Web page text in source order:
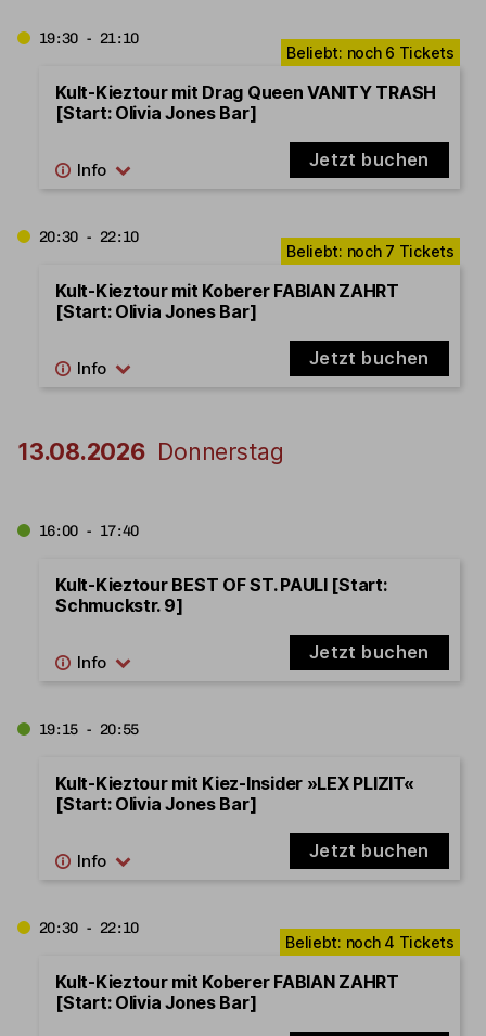
19:30 - 21:10
Kult-Kieztour mit Drag Queen VANITY TRASH
[Start: Olivia Jones Bar]
Jetzt buchen
20:30 - 22:10
Kult-Kieztour mit Koberer FABIAN ZAHRT
[Start: Olivia Jones Bar]
Jetzt buchen
13.08.2026 Donnerstag
16:00 - 17:40
Kult-Kieztour BEST OF ST. PAULI [Start:
Schmuckstr. 9]
Jetzt buchen
19:15 - 20:55
Kult-Kieztour mit Kiez-Insider »LEX PLIZIT«
[Start: Olivia Jones Bar]
Jetzt buchen
20:30 - 22:10
Kult-Kieztour mit Koberer FABIAN ZAHRT
[Start: Olivia Jones Bar]